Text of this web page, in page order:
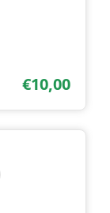
€10,00